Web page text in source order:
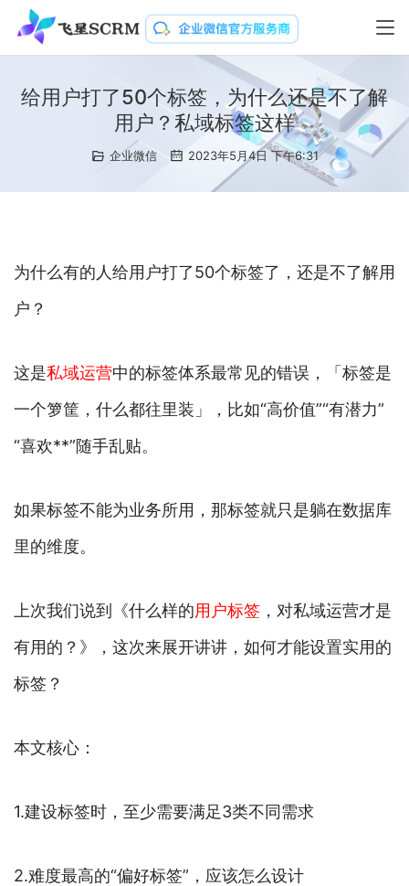
给用户打了50个标签，为什么还是不了解
用户？私域标签这样
企业微信 2023年5月4日 下午6:31
为什么有的人给用户打了50个标签了，还是不了解用
户？
这是私域运营中的标签体系最常见的错误，「标签是
一个箩筐，什么都往里装」，比如“高价值”“有潜力”
“喜欢**”随手乱贴。
如果标签不能为业务所用，那标签就只是躺在数据库
里的维度。
上次我们说到《什么样的用户标签 ，对私域运营才是
有用的？》，这次来展开讲讲，如何才能设置实用的
标签？
本文核心：
1.建设标签时，至少需要满足3类不同需求
2.难度最高的“偏好标签”，应该怎么设计